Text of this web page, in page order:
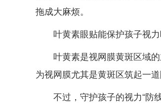
拖成大麻烦。
叶黄素眼贴能保护孩子视
叶黄素是视网膜黄斑区域
为视网膜尤其是黄斑区筑起一道
不过，守护孩子的视力“防